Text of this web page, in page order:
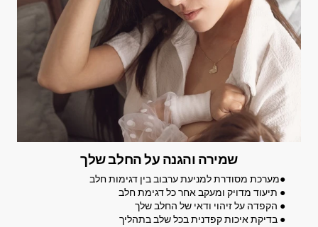
שמירה והגנה על החלב שלך
●מערכת מסודרת למניעת ערבוב בין דגימות חלב
● תיעוד מדויק ומעקב אחר כל דגימת חלב
● הקפדה על זיהוי ודאי של החלב שלך
● בדיקת איכות קפדנית בכל שלב בתהליך